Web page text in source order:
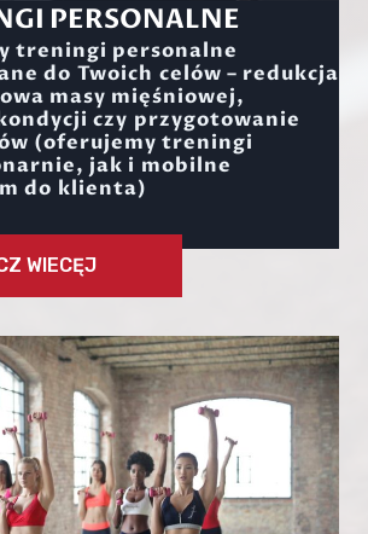
PERSONALNE
treningi personalne
do Twoich celów – redukcja
masy mięśniowej,
czy przygotowanie
(oferujemy treningi
jak i mobilne
do klienta)
WIECĘJ